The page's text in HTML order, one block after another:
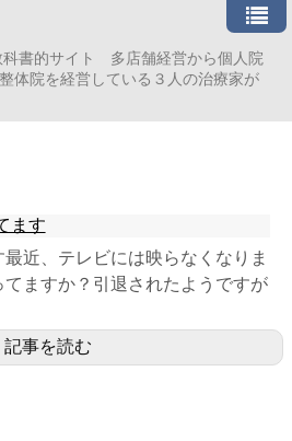
科書的サイト 多店舗経営から個人院
体院を経営している３人の治療家が
ます
近、テレビには映らなくなりま
ますか？引退されたようですが
記事を読む